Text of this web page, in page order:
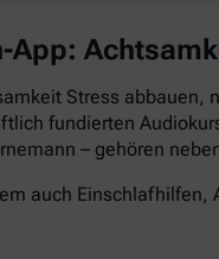
App:
Stress abbauen,
fundierten
– gehören
auch Einschlafhilfen,